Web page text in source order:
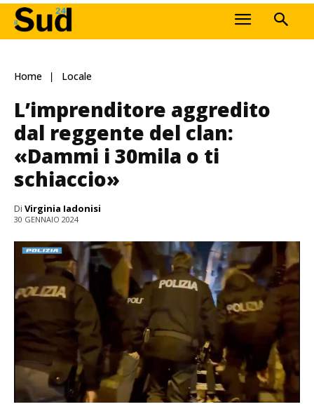
Home Locale
L’imprenditore aggredito
dal reggente del clan:
«Dammi i 30mila o ti
schiaccio»
Di Virginia Iadonisi
30 GENNAIO 2024